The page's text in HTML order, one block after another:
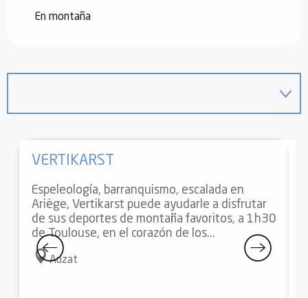
En montaña
VERTIKARST
Espeleología, barranquismo, escalada en
Ariège, Vertikarst puede ayudarle a disfrutar
de sus deportes de montaña favoritos, a 1h30
de Toulouse, en el corazón de los...
Auzat